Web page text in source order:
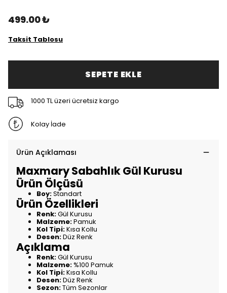
499.00 ₺
Taksit Tablosu
SEPETE EKLE
1000 TL üzeri ücretsiz kargo
Kolay İade
Ürün Açıklaması
Maxmary Sabahlık Gül Kurusu
Ürün Ölçüsü
Boy:Standart
Ürün Özellikleri
Renk:Gül Kurusu
Malzeme:Pamuk
Kol Tipi:Kısa Kollu
Desen:Düz Renk
Açıklama
Renk:Gül Kurusu
Malzeme:%100 Pamuk
Kol Tipi:Kısa Kollu
Desen:Düz Renk
Sezon:Tüm Sezonlar